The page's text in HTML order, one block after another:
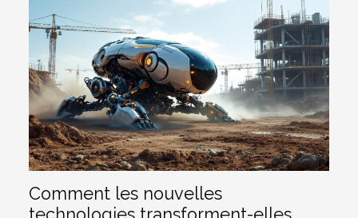
Comment les nouvelles